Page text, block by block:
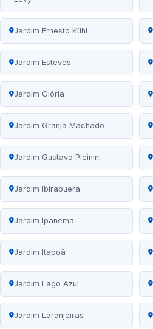
Jardim Ernesto Kühl
Jardim Esteves
Jardim Glória
Jardim Granja Machado
Jardim Gustavo Picinini
Jardim Ibirapuera
Jardim Ipanema
Jardim Itapoã
Jardim Lago Azul
Jardim Laranjeiras